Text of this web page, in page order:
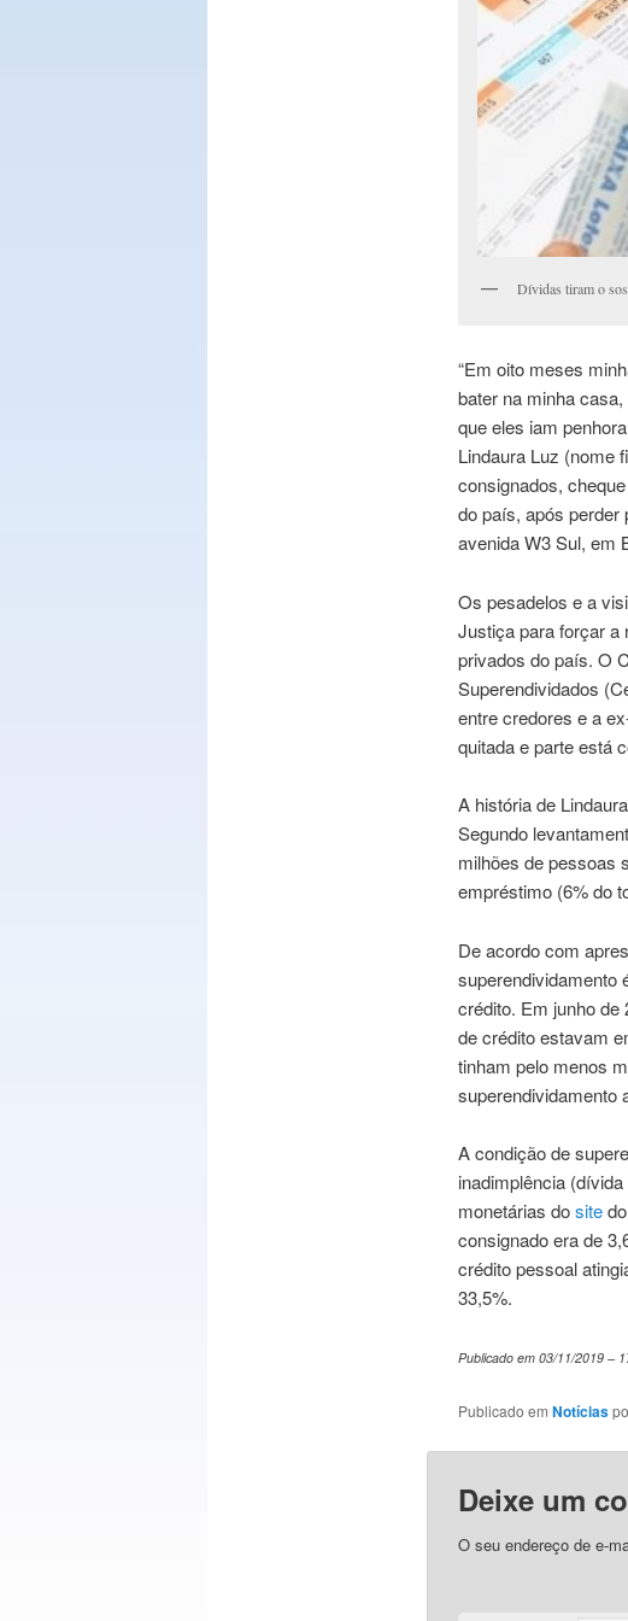
Dívidas tiram o
“Em oito meses
bater na minha
que eles iam
Lindaura Luz (nome
consignados,
do país, após perder
avenida W3 Sul, em
Os pesadelos e a
Justiça para forçar a
privados do país. O
Superendividados
entre credores e a
quitada e parte está
A história de
Segundo
milhões de pessoas
empréstimo (6% do
De acordo com
superendividamento
crédito. Em junho de
de crédito estavam
tinham pelo menos
superendividamento
A condição de
inadimplência
monetárias dositedo
consignado era de
crédito pessoal
33,5%.
Publicado em 03/11/2019 –
Publicado em Notícias
Deixe um
O seu endereço de e-